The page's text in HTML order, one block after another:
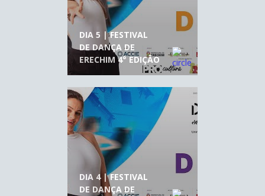
DIA 5 | FESTIVAL
DE DANÇA DE
ERECHIM 4° EDIÇÃO
DIA 4 | FESTIVAL
DE DANÇA DE